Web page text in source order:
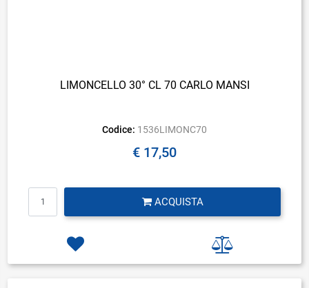
LIMONCELLO 30° CL 70 CARLO MANSI
Codice: 1536LIMONC70
€ 17,50
ACQUISTA